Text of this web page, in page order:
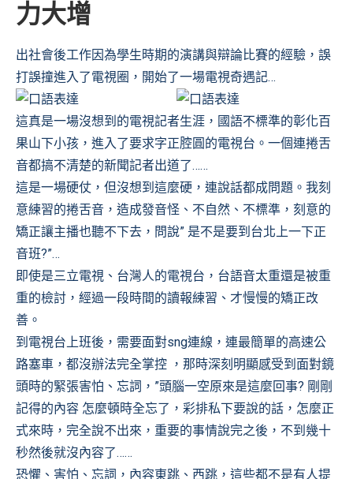
力大增
出社會後工作因為學生時期的演講與辯論比賽的經驗，誤
打誤撞進入了電視圈，開始了一場電視奇遇記…
這真是一場沒想到的電視記者生涯，國語不標準的彰化百
果山下小孩，進入了要求字正腔圓的電視台。一個連捲舌
音都搞不清楚的新聞記者出道了……
這是一場硬仗，但沒想到這麼硬，連說話都成問題。我刻
意練習的捲舌音，造成發音怪、不自然、不標準，刻意的
矯正讓主播也聽不下去，問說” 是不是要到台北上一下正
音班?”…
即使是三立電視、台灣人的電視台，台語音太重還是被重
重的檢討，經過一段時間的讀報練習、才慢慢的矯正改
善。
到電視台上班後，需要面對sng連線，連最簡單的高速公
路塞車，都沒辦法完全掌控 ，那時深刻明顯感受到面對鏡
頭時的緊張害怕、忘詞，”頭腦一空原來是這麼回事? 剛剛
記得的內容 怎麼頓時全忘了，彩排私下要說的話，怎麼正
式來時，完全說不出來，重要的事情說完之後，不到幾十
秒然後就沒內容了……
恐懼、害怕、忘詞，內容東跳、西跳，這些都不是有人提